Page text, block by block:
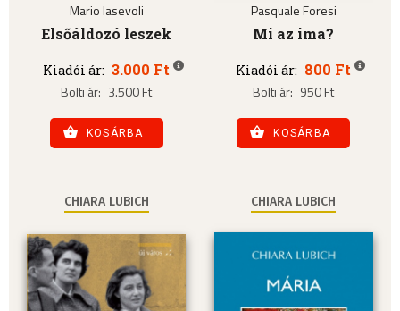
Mario Iasevoli
Elsőáldozó leszek
Kiadói ár: 3.000 Ft
Bolti ár: 3.500 Ft
KOSÁRBA
Pasquale Foresi
Mi az ima?
Kiadói ár: 800 Ft
Bolti ár: 950 Ft
KOSÁRBA
CHIARA LUBICH CHIARA LUBICH